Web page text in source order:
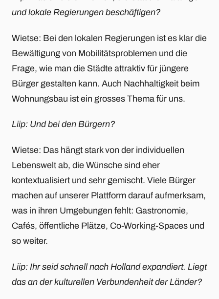
und lokale Regierungen beschäftigen?
Wietse: Bei den lokalen Regierungen ist es klar die
Bewältigung von Mobilitätsproblemen und die
Frage, wie man die Städte attraktiv für jüngere
Bürger gestalten kann. Auch Nachhaltigkeit beim
Wohnungsbau ist ein grosses Thema für uns.
Liip: Und bei den Bürgern?
Wietse: Das hängt stark von der individuellen
Lebenswelt ab, die Wünsche sind eher
kontextualisiert und sehr gemischt. Viele Bürger
machen auf unserer Plattform darauf aufmerksam,
was in ihren Umgebungen fehlt: Gastronomie,
Cafés, öffentliche Plätze, Co-Working-Spaces und
so weiter.
Liip: Ihr seid schnell nach Holland expandiert. Liegt
das an der kulturellen Verbundenheit der Länder?